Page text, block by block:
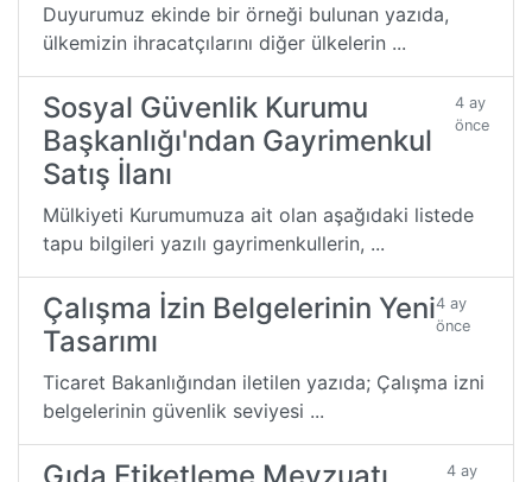
Duyurumuz ekinde bir örneği bulunan yazıda,
ülkemizin ihracatçılarını diğer ülkelerin ...
Sosyal Güvenlik Kurumu
Başkanlığı'ndan Gayrimenkul
Satış İlanı
4 ay
önce
Mülkiyeti Kurumumuza ait olan aşağıdaki listede
tapu bilgileri yazılı gayrimenkullerin, ...
Çalışma İzin Belgelerinin Yeni
Tasarımı
4 ay
önce
Ticaret Bakanlığından iletilen yazıda; Çalışma izni
belgelerinin güvenlik seviyesi ...
4 ay